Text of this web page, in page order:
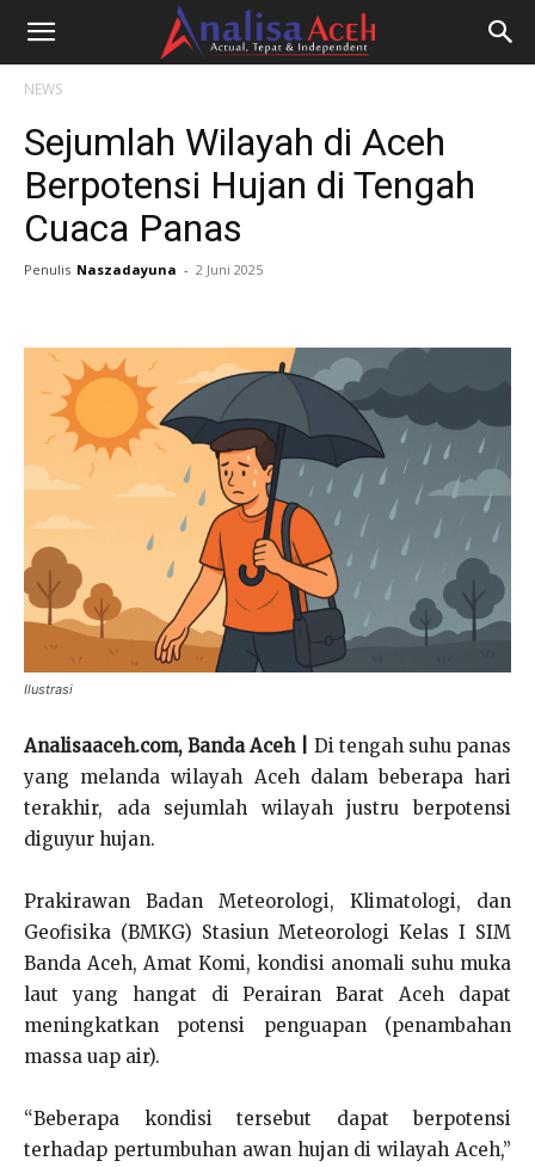
NEWS
Sejumlah Wilayah di Aceh
Berpotensi Hujan di Tengah
Cuaca Panas
Penulis Naszadayuna - 2 Juni 2025
Ilustrasi
Analisaaceh.com, Banda Aceh |
Di tengah suhu panas
yang melanda wilayah Aceh dalam beberapa hari
terakhir, ada sejumlah wilayah justru berpotensi
diguyur hujan.
Prakirawan Badan Meteorologi, Klimatologi, dan
Geofisika (BMKG) Stasiun Meteorologi Kelas I SIM
Banda Aceh, Amat Komi, kondisi anomali suhu muka
laut yang hangat di Perairan Barat Aceh dapat
meningkatkan potensi penguapan (penambahan
massa uap air).
“Beberapa kondisi tersebut dapat berpotensi
terhadap pertumbuhan awan hujan di wilayah Aceh,”